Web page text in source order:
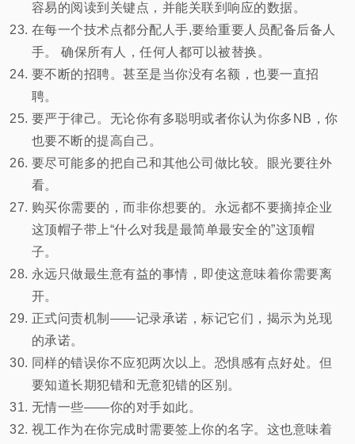
容易的阅读到关键点，并能关联到响应的数据。
在每一个技术点都分配人手,要给重要人员配备后备人
手。 确保所有人，任何人都可以被替换。
要不断的招聘。甚至是当你没有名额，也要一直招
聘。
要严于律己。无论你有多聪明或者你认为你多NB，你
也要不断的提高自己。
要尽可能多的把自己和其他公司做比较。眼光要往外
看。
购买你需要的，而非你想要的。永远都不要摘掉企业
这顶帽子带上“什么对我是最简单最安全的”这顶帽
子。
永远只做最生意有益的事情，即使这意味着你需要离
开。
正式问责机制——记录承诺，标记它们，揭示为兑现
的承诺。
同样的错误你不应犯两次以上。恐惧感有点好处。但
要知道长期犯错和无意犯错的区别。
无情一些——你的对手如此。
视工作为在你完成时需要签上你的名字。这也意味着